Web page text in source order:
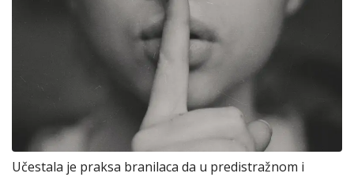
Učestala je praksa branilaca da u predistražnom i